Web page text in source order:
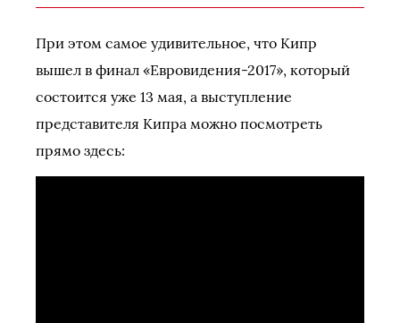
При этом самое удивительное, что Кипр
вышел в финал «Евровидения-2017», который
состоится уже 13 мая, а выступление
представителя Кипра можно посмотреть
прямо здесь: